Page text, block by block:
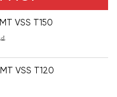
VSS T150
₫
VSS T120